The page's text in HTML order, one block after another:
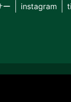
ー instagram